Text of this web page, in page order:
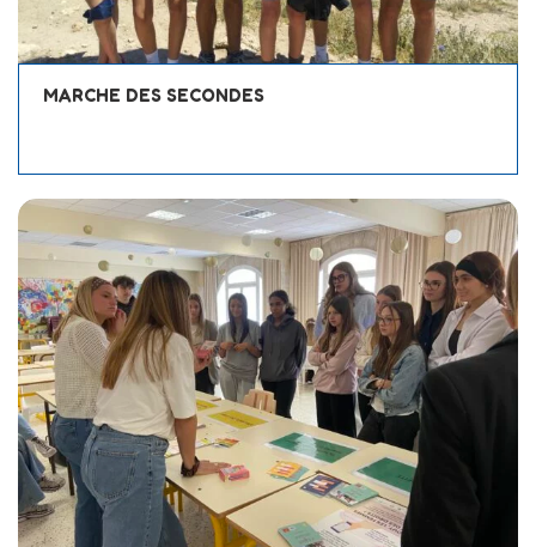
MARCHE DES SECONDES